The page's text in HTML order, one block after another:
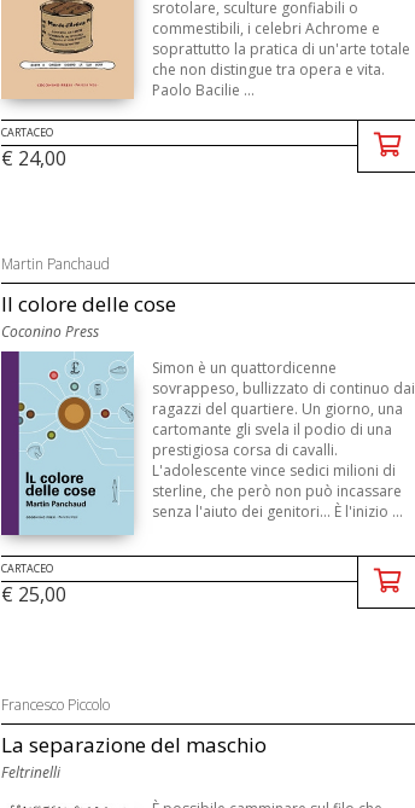
srotolare, sculture gonfiabili o
commestibili, i celebri Achrome e
soprattutto la pratica di un'arte totale
che non distingue tra opera e vita.
Paolo Bacilie ...
CARTACEO
€ 24,00
Martin Panchaud
Il colore delle cose
Coconino Press
Simon è un quattordicenne
sovrappeso, bullizzato di continuo dai
ragazzi del quartiere. Un giorno, una
cartomante gli svela il podio di una
prestigiosa corsa di cavalli.
L'adolescente vince sedici milioni di
sterline, che però non può incassare
senza l'aiuto dei genitori... È l'inizio ...
CARTACEO
€ 25,00
Francesco Piccolo
La separazione del maschio
Feltrinelli